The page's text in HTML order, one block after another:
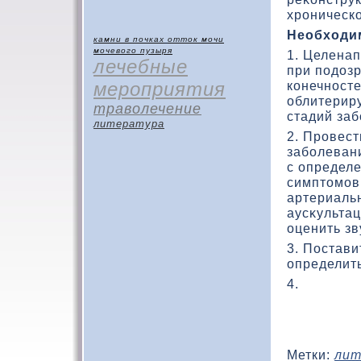
камни в почках отток мочи
мочевого пузыря
лечебные
мероприятия
траволечение
литература
1.
при
стадий
2.
с
оценить
3.
4.
Метки: